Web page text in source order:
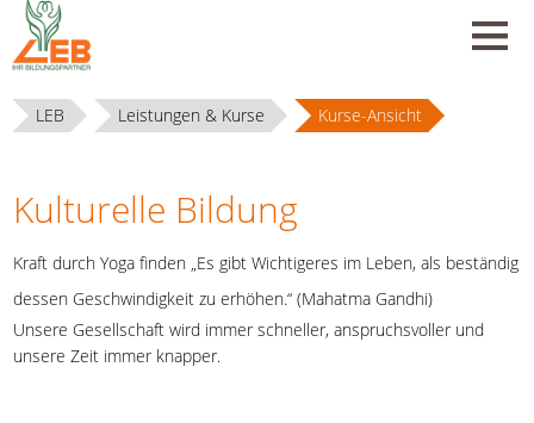
LEB Leistungen & Kurse Kurse-Ansicht
Kulturelle Bildung
Kraft durch Yoga finden „Es gibt Wichtigeres im Leben, als beständig
dessen Geschwindigkeit zu erhöhen.“ (Mahatma Gandhi)
Unsere Gesellschaft wird immer schneller, anspruchsvoller und
unsere Zeit immer knapper.